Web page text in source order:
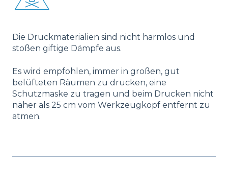
Die Druckmaterialien sind nicht harmlos und
stoßen giftige Dämpfe aus.
Es wird empfohlen, immer in großen, gut
belüfteten Räumen zu drucken, eine
Schutzmaske zu tragen und beim Drucken nicht
näher als 25 cm vom Werkzeugkopf entfernt zu
atmen.